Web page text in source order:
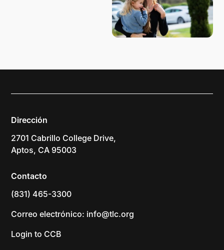
Dirección
2701 Cabrillo College Drive,
Aptos, CA 95003
Contacto
(831) 465-3300
Correo electrónico: info@tlc.org
Login to CCB